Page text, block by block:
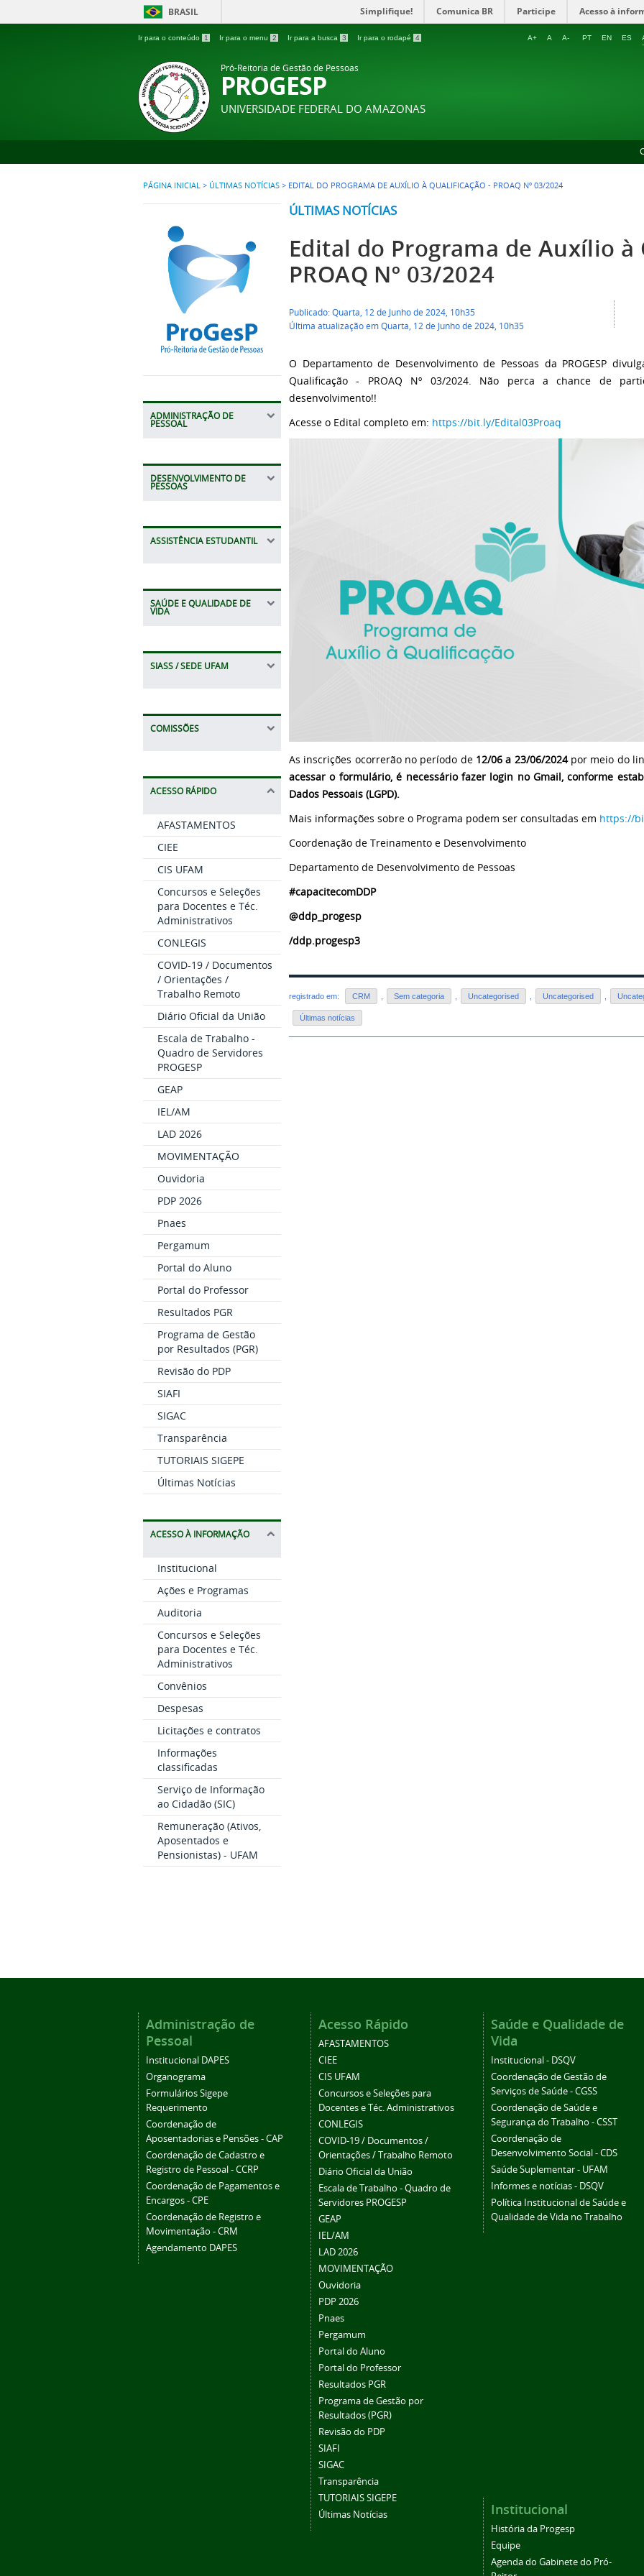
BRASIL Simplifique! Comunica BR Participe Acesso à
Ir para o conteúdo 1 Ir para o menu 2 Ir para a busca 3 Ir para o rodapé 4 A+ A A- PT EN ES
Pró-Reitoria de Gestão de Pessoas
PROGESP
UNIVERSIDADE FEDERAL DO AMAZONAS
PÁGINA INICIAL > ÚLTIMAS NOTÍCIAS > EDITAL DO PROGRAMA DE AUXÍLIO À QUALIFICAÇÃO - PROAQ Nº 03/2024
ADMINISTRAÇÃO DE
PESSOAL
DESENVOLVIMENTO DE
PESSOAS
ASSISTÊNCIA ESTUDANTIL
SAÚDE E QUALIDADE DE
VIDA
SIASS / SEDE UFAM
COMISSÕES
ACESSO RÁPIDO
AFASTAMENTOS
CIEE
CIS UFAM
Concursos e Seleções
para Docentes e Téc.
Administrativos
CONLEGIS
COVID-19 / Documentos
/ Orientações /
Trabalho Remoto
Diário Oficial da União
Escala de Trabalho -
Quadro de Servidores
PROGESP
GEAP
IEL/AM
LAD 2026
MOVIMENTAÇÃO
Ouvidoria
PDP 2026
Pnaes
Pergamum
Portal do Aluno
Portal do Professor
Resultados PGR
Programa de Gestão
por Resultados (PGR)
Revisão do PDP
SIAFI
SIGAC
Transparência
TUTORIAIS SIGEPE
Últimas Notícias
ACESSO À INFORMAÇÃO
Institucional
Ações e Programas
Auditoria
Concursos e Seleções
para Docentes e Téc.
Administrativos
Convênios
Despesas
Licitações e contratos
Informações
classificadas
Serviço de Informação
ao Cidadão (SIC)
Remuneração (Ativos,
Aposentados e
Pensionistas) - UFAM
ÚLTIMAS NOTÍCIAS
Edital do Programa de Auxílio à
PROAQ Nº 03/2024
Publicado: Quarta, 12 de Junho de 2024, 10h35
Última atualização em Quarta, 12 de Junho de 2024, 10h35
O Departamento de Desenvolvimento de Pessoas da PROGESP
Qualificação - PROAQ Nº 03/2024. Não perca a chance de
desenvolvimento!!
Acesse o Edital completo em: https://bit.ly/Edital03Proaq
As inscrições ocorrerão no período de12/06 a 23/06/2024 por meio do
acessar o formulário, é necessário fazer login no Gmail, conforme
Dados Pessoais (LGPD).
Mais informações sobre o Programa podem ser consultadas em https://
Coordenação de Treinamento e Desenvolvimento
Departamento de Desenvolvimento de Pessoas
#capacitecomDDP
@ddp_progesp
/ddp.progesp3
registrado em: CRM Sem categoria Uncategorised Uncategorised
Últimas notícias
Administração de
Pessoal
Institucional DAPES
Organograma
Formulários Sigepe
Requerimento
Coordenação de
Aposentadorias e Pensões - CAP
Coordenação de Cadastro e
Registro de Pessoal - CCRP
Coordenação de Pagamentos e
Encargos - CPE
Coordenação de Registro e
Movimentação - CRM
Agendamento DAPES
Acesso Rápido
AFASTAMENTOS
CIEE
CIS UFAM
Concursos e Seleções para
Docentes e Téc. Administrativos
CONLEGIS
COVID-19 / Documentos /
Orientações / Trabalho Remoto
Diário Oficial da União
Escala de Trabalho - Quadro de
Servidores PROGESP
GEAP
IEL/AM
LAD 2026
MOVIMENTAÇÃO
Ouvidoria
PDP 2026
Pnaes
Pergamum
Portal do Aluno
Portal do Professor
Resultados PGR
Programa de Gestão por
Resultados (PGR)
Revisão do PDP
SIAFI
SIGAC
Transparência
TUTORIAIS SIGEPE
Últimas Notícias
Saúde e Qualidade de
Vida
Institucional - DSQV
Coordenação de Gestão de
Serviços de Saúde - CGSS
Coordenação de Saúde e
Segurança do Trabalho - CSST
Coordenação de
Desenvolvimento Social - CDS
Saúde Suplementar - UFAM
Informes e notícias - DSQV
Política Institucional de Saúde e
Qualidade de Vida no Trabalho
Institucional
História da Progesp
Equipe
Agenda do Gabinete do Pró-